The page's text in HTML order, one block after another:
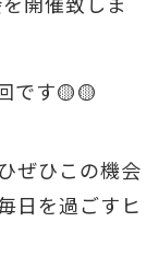
です🟡🟡
ぜひこの機会
日を過ごすヒ